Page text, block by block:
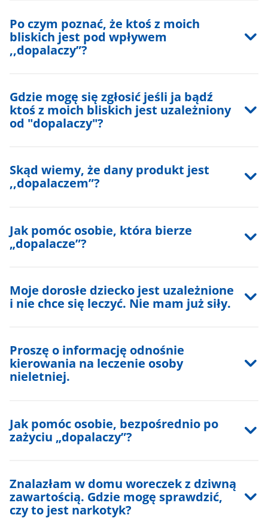
Po czym poznać, że ktoś z moich
bliskich jest pod wpływem
,,dopalaczy”?
Gdzie mogę się zgłosić jeśli ja bądź
ktoś z moich bliskich jest uzależniony
od "dopalaczy"?
Skąd wiemy, że dany produkt jest
,,dopalaczem”?
Jak pomóc osobie, która bierze
„dopalacze”?
Moje dorosłe dziecko jest uzależnione
i nie chce się leczyć. Nie mam już siły.
Proszę o informację odnośnie
kierowania na leczenie osoby
nieletniej.
Jak pomóc osobie, bezpośrednio po
zażyciu „dopalaczy”?
Znalazłam w domu woreczek z dziwną
zawartością. Gdzie mogę sprawdzić,
czy to jest narkotyk?